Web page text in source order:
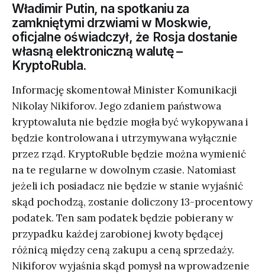
Władimir Putin, na spotkaniu za
zamkniętymi drzwiami w Moskwie,
oficjalne oświadczył, że Rosja dostanie
własną elektroniczną walutę –
KryptoRubla.
Informację skomentował Minister Komunikacji
Nikolay Nikiforov. Jego zdaniem państwowa
kryptowaluta nie będzie mogła być wykopywana i
będzie kontrolowana i utrzymywana wyłącznie
przez rząd. KryptoRuble będzie można wymienić
na te regularne w dowolnym czasie. Natomiast
jeżeli ich posiadacz nie będzie w stanie wyjaśnić
skąd pochodzą, zostanie doliczony 13-procentowy
podatek. Ten sam podatek będzie pobierany w
przypadku każdej zarobionej kwoty będącej
różnicą między ceną zakupu a ceną sprzedaży.
Nikiforov wyjaśnia skąd pomysł na wprowadzenie